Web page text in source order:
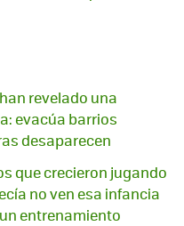
revelado una
evacúa barrios
desaparecen
que crecieron jugando
no ven esa infancia
entrenamiento